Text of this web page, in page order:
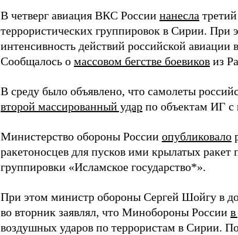
В четверг авиация ВКС России нанесла
террористических группировок в Сирии.
интенсивность действий российской авиации
Сообщалось о массовом бегстве боевиков из
В среду было объявлено, что самолеты
второй массированный удар по объектам ИГ с
Министерство обороны России опубликовало
ракетоносцев для пусков ими крылатых ракет
группировки «Исламское государство*».
При этом министр обороны Сергей Шойгу в
во вторник заявлял, что Минобороны России
воздушных ударов по террористам в Сирии.